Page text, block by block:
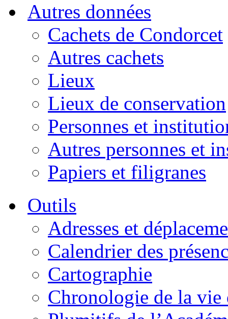
Autres données
Cachets de Condorcet
Autres cachets
Lieux
Lieux de conservation
Personnes et
Autres personnes et
Papiers et filigranes
Outils
Adresses et
Calendrier des
Cartographie
Chronologie de la vie